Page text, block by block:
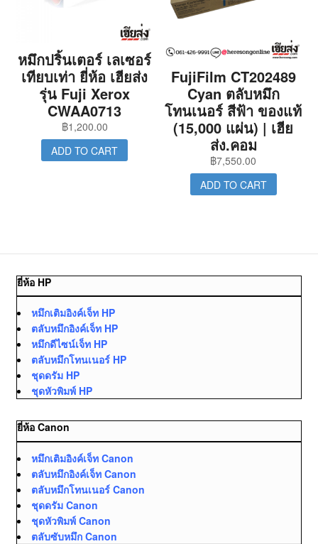
หมึกปริ้นเตอร์ เลเซอร์
เทียบเท่า ยี่ห้อ เฮียส่ง
รุ่น Fuji Xerox
CWAA0713
฿1,200.00
ADD TO CART
FujiFilm CT202489
Cyan ตลับหมึก
โทนเนอร์ สีฟ้า ของแท้
(15,000 แผ่น) | เฮีย
ส่ง.คอม
฿7,550.00
ADD TO CART
ยี่ห้อ HP
หมึกเติมอิงค์เจ็ท HP
ตลับหมึกอิงค์เจ็ท HP
หมึกดีไซน์เจ็ท HP
ตลับหมึกโทนเนอร์ HP
ชุดดรัม HP
ชุดหัวพิมพ์ HP
ยี่ห้อ Canon
หมึกเติมอิงค์เจ็ท Canon
ตลับหมึกอิงค์เจ็ท Canon
ตลับหมึกโทนเนอร์ Canon
ชุดดรัม Canon
ชุดหัวพิมพ์ Canon
ตลับซับหมึก Canon